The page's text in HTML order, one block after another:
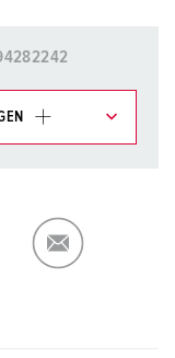
TOEVOEGEN